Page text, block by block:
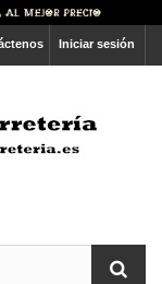
Iniciar sesión